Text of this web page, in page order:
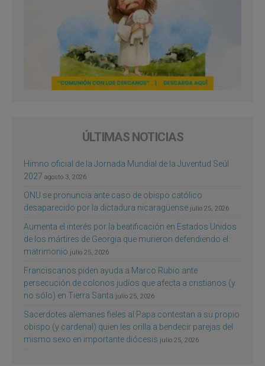
ÚLTIMAS NOTICIAS
Himno oficial de la Jornada Mundial de la Juventud Seúl
2027 agosto 3, 2026
ONU se pronuncia ante caso de obispo católico
desaparecido por la dictadura nicaragüense julio 25, 2026
Aumenta el interés por la beatificación en Estados Unidos
de los mártires de Georgia que murieron defendiendo el
matrimonio julio 25, 2026
Franciscanos piden ayuda a Marco Rubio ante
persecución de colonos judíos que afecta a cristianos (y
no sólo) en Tierra Santa julio 25, 2026
Sacerdotes alemanes fieles al Papa contestan a su propio
obispo (y cardenal) quien les orilla a bendecir parejas del
mismo sexo en importante diócesis julio 25, 2026